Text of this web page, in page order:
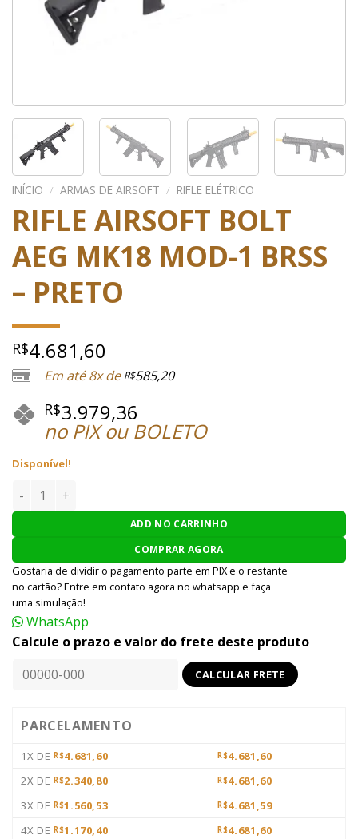
INÍCIO / ARMAS DE AIRSOFT / RIFLE ELÉTRICO
RIFLE AIRSOFT BOLT
AEG MK18 MOD-1 BRSS
– PRETO
R$4.681,60
Em até 8x de R$585,20
R$3.979,36
no PIX ou BOLETO
Disponível!
RIFLE AIRSOFT BOLT AEG MK18 MOD-1 BRSS - PRETO
ADD NO CARRINHO
COMPRAR AGORA
Gostaria de dividir o pagamento parte em PIX e o restante
no cartão? Entre em contato agora no whatsapp e faça
uma simulação!
WhatsApp
Calcule o prazo e valor do frete deste produto
PARCELAMENTO
1X DE R$4.681,60 R$4.681,60
2X DE R$2.340,80 R$4.681,60
3X DE R$1.560,53 R$4.681,59
4X DE R$1.170,40 R$4.681,60